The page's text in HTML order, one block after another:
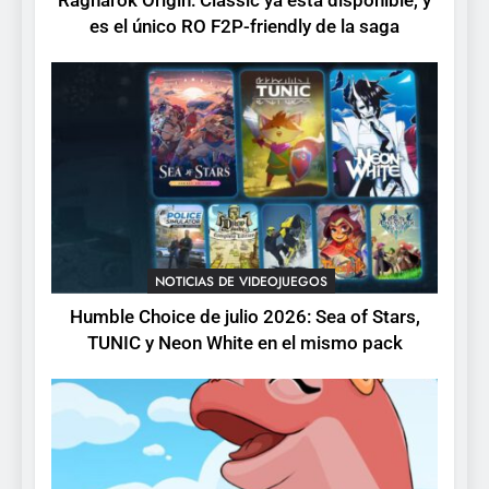
6
cambios y todo lo que llega
con el lanzamiento
completo
NOTICIAS DE VIDEOJUEGOS
Mistbound: Guild Wars
tendrá su primer CCG digital
para PC y móviles
NOTICIAS DE VIDEOJUEGOS
Onimusha: Way of the Sword
ya tiene fecha: Capcom
lanza demo gratuita y abre
reservas
NOTICIAS DE VIDEOJUEGOS
es el único RO F2P-friendly de la saga
NOTICIAS DE VIDEOJUEGOS
Humble Choice de julio 2026: Sea of Stars,
TUNIC y Neon White en el mismo pack